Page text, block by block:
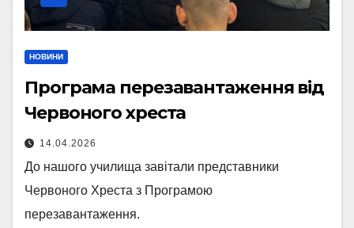
НОВИНИ
Програма перезавантаження від
Червоного хреста
14.04.2026
До нашого училища завітали представники
Червоного Хреста з Програмою
перезавантаження.